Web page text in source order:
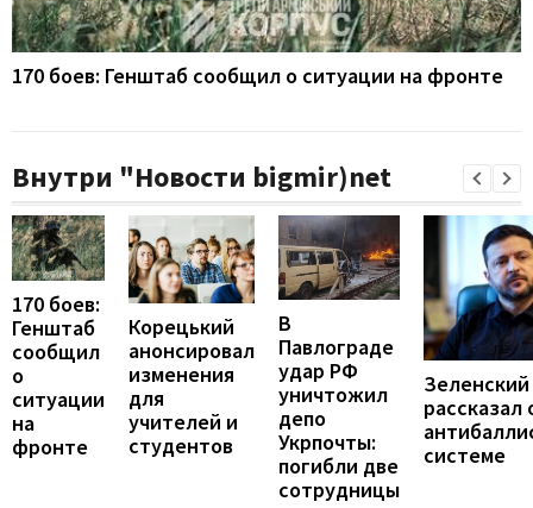
170 боев: Генштаб сообщил о ситуации на фронте
Внутри "Новости bigmir)net
170 боев:
Генштаб
сообщил
о
ситуации
на
фронте
Корецький
анонсировал
изменения
для
учителей и
студентов
В
Павлограде
удар РФ
уничтожил
депо
Укрпочты:
погибли две
сотрудницы
Зеленский
рассказал
системе